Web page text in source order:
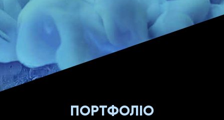
Запускаємо ресурс і ви отримуєте перші продажі і дзвінки
Супроводжуємо і розвиваємо ваш проект
ПОРТФОЛІО